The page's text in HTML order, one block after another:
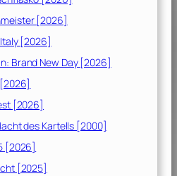
[2026]
[2026]
Brand New Day [2026]
[2026]
des Kartells [2000]
[2026]
[2025]